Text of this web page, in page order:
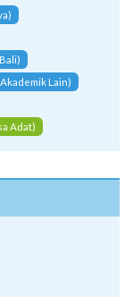
Lain)
Adat)